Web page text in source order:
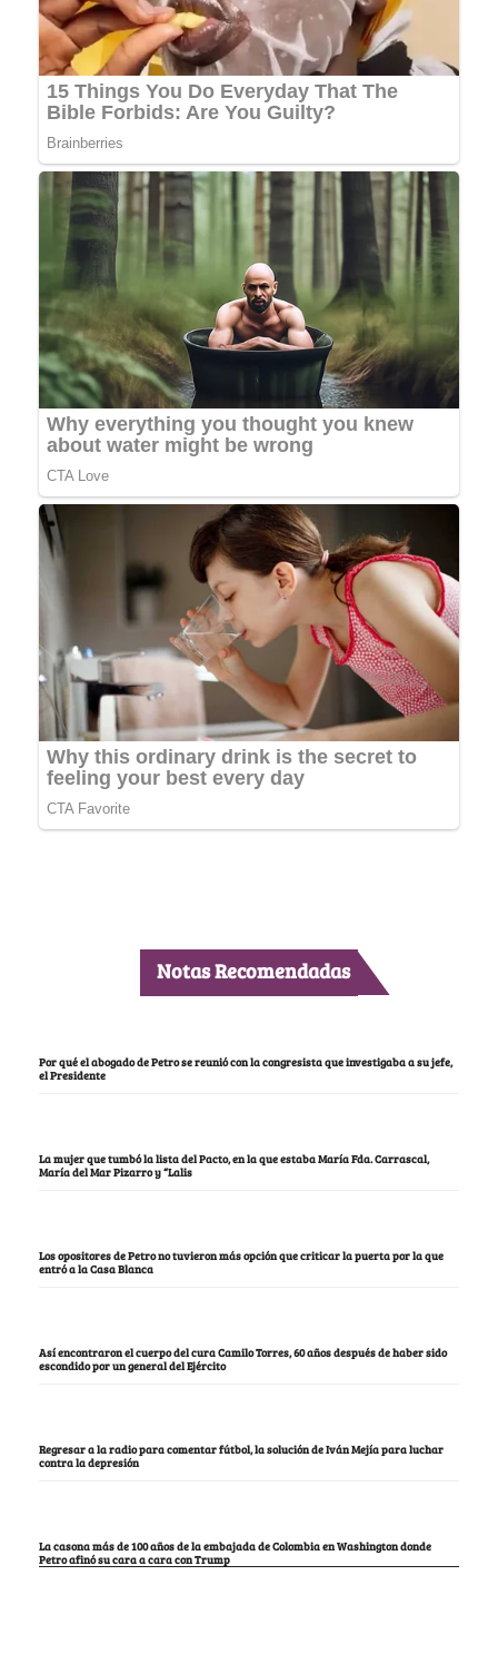
Notas Recomendadas
Por qué el abogado de Petro se reunió con la congresista que investigaba a su jefe,
el Presidente
La mujer que tumbó la lista del Pacto, en la que estaba María Fda. Carrascal,
María del Mar Pizarro y “Lalis
Los opositores de Petro no tuvieron más opción que criticar la puerta por la que
entró a la Casa Blanca
Así encontraron el cuerpo del cura Camilo Torres, 60 años después de haber sido
escondido por un general del Ejército
Regresar a la radio para comentar fútbol, la solución de Iván Mejía para luchar
contra la depresión
La casona más de 100 años de la embajada de Colombia en Washington donde
Petro afinó su cara a cara con Trump